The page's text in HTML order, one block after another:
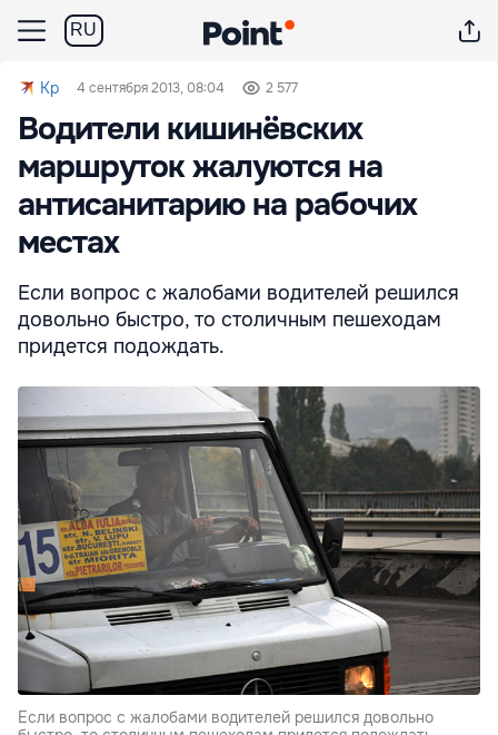
RU
Kp 4 сентября 2013, 08:04 2 577
Водители кишинёвских
маршруток жалуются на
антисанитарию на рабочих
местах
Если вопрос с жалобами водителей решился
довольно быстро, то столичным пешеходам
придется подождать.
Если вопрос с жалобами водителей решился довольно